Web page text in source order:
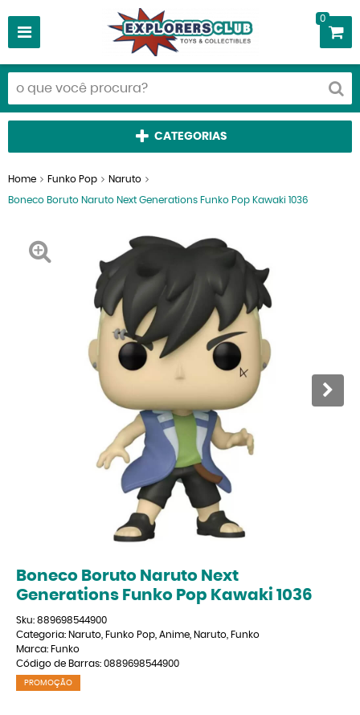
0
CATEGORIAS
Home Funko Pop Naruto
Boneco Boruto Naruto Next Generations Funko Pop Kawaki 1036
Boneco Boruto Naruto Next
Generations Funko Pop Kawaki 1036
Sku: 889698544900
Categoria: Naruto Funko Pop Anime Naruto Funko
Marca: Funko
Código de Barras: 0889698544900
PROMOÇÃO